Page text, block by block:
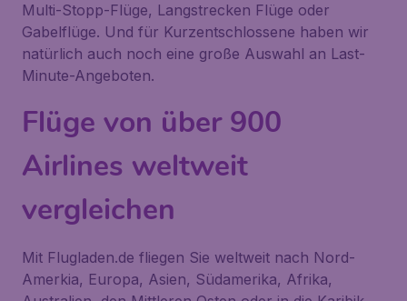
Multi-Stopp-Flüge, Langstrecken Flüge oder
Gabelflüge. Und für Kurzentschlossene haben wir
natürlich auch noch eine große Auswahl an Last-
Minute-Angeboten.
Flüge von über 900
Airlines weltweit
vergleichen
Mit Flugladen.de fliegen Sie weltweit nach Nord-
Amerkia, Europa, Asien, Südamerika, Afrika,